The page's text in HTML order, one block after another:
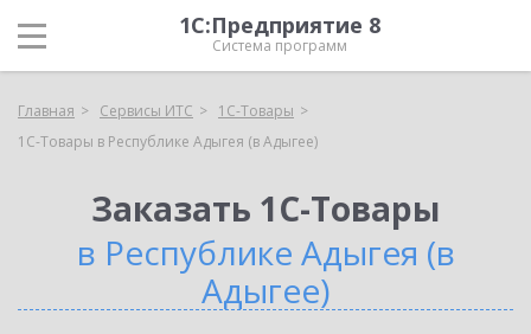
1С:Предприятие 8
Система программ
Главная Сервисы ИТС
1С-Товары
1С-Товары в Республике Адыгея (в Адыгее)
Заказать 1С-Товары
в Республике Адыгея (в
Адыгее)